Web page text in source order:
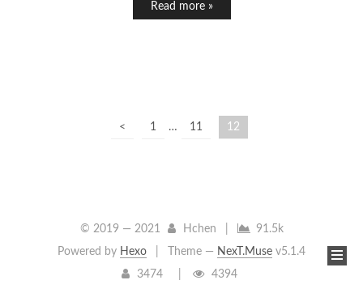
Read more »
< 1 … 11 12
© 2019 — 2021 Hchen
91.5k
Powered by Hexo Theme — NexT.Muse v5.1.4
3474
4394